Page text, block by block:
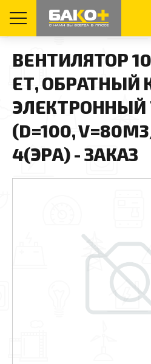
ВЕНТИЛЯТОР
ЕТ, ОБРАТНЫЙ
ЭЛЕКТРОННЫЙ
(D=100,
4(ЭРА) - ЗАКАЗ